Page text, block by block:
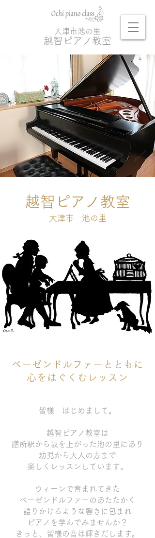
大津市池の里
越智ピアノ教室
​越智ピアノ教室
​大津市 池の里
ベーゼンドルファーとともに
心をはぐくむレッスン
皆様 はじめまして。
越智ピアノ教室は
膳所駅から坂を上がった池の里にあり
幼児から大人の方まで
楽しくレッスンしています。
ウィーンで育まれてきた
ベーゼンドルファーの あたたかく
語りかけるような響きに包まれ
ピアノを学んでみませんか？
きっと、皆様の音は輝きだします。